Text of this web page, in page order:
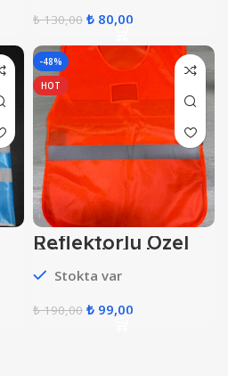
₺130,00 ₺ 80,00
-48%
HOT
Reflektörlü Özel
Güvenlik Yelek (
Turuncu Renk )
Stokta var
₺190,00 ₺ 99,00